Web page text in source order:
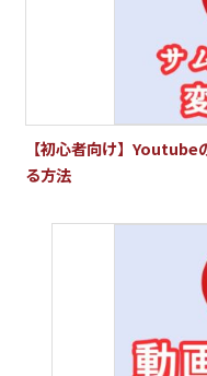
【初心者向け】Youtube
る方法